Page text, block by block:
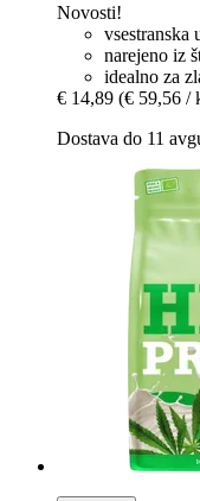
Novosti!
vsestranska
narejeno iz
idealno za
€ 14,89 (€ 59,56 /
Dostava do 11